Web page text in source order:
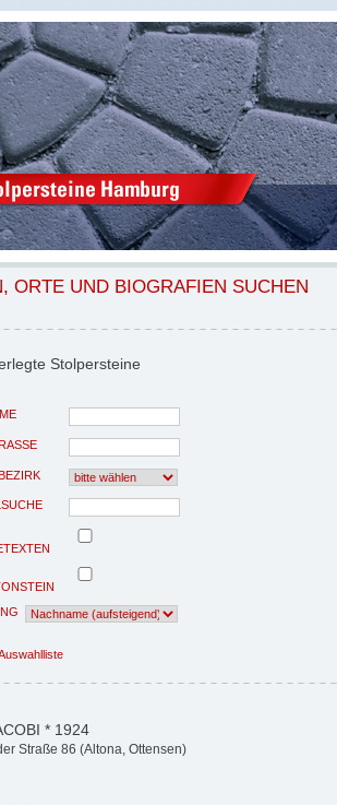
ORTE UND BIOGRAFIEN SUCHEN
Stolpersteine
* 1924
Straße 86 (Altona, Ottensen)